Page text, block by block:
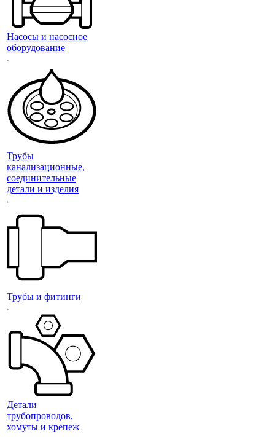
Насосы и насосное
оборудование
Трубы
канализационные,
соединительные
детали и изделия
Трубы и фитинги
Детали
трубопроводов,
хомуты и крепеж